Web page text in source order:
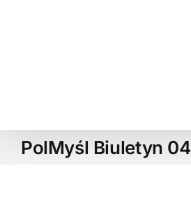
PolMyśl Biuletyn 04